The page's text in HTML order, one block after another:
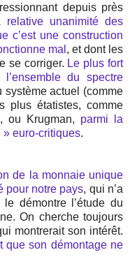
depuis près
relative unanimité des
c’est une construction
mal , et dont les
se corriger. Le plus fort
du spectre
système actuel (comme
plus étatistes, comme
, ou Krugman, parmi la
» euro-critiques.
de la monnaie unique
pour notre pays, qui n’a
démontre l’étude du
On cherche toujours
montrerait son intérêt.
que son démontage ne